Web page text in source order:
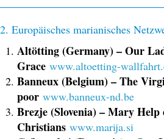
2. Europäisches marianisches
Altötting (Germany) – Our
Grace www.altoetting-
Banneux (Belgium) – The
poor www.banneux-nd.be
Brezje (Slovenia) – Mary Help
Christians www.marija.si